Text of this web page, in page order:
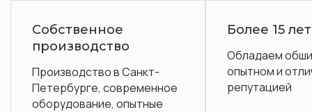
Санкт-
опытные
Более 15 лет на рынке
Обладаем обширным
опытном и отличной
репутацией